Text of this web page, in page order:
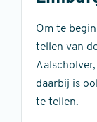
Om te
tellen van
daarbij is
te tellen.